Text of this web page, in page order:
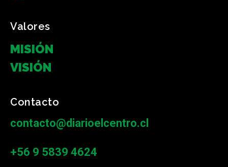
Valores
MISIÓN
VISIÓN
Contacto
contacto@diarioelcentro.cl
+56 9 5839 4624